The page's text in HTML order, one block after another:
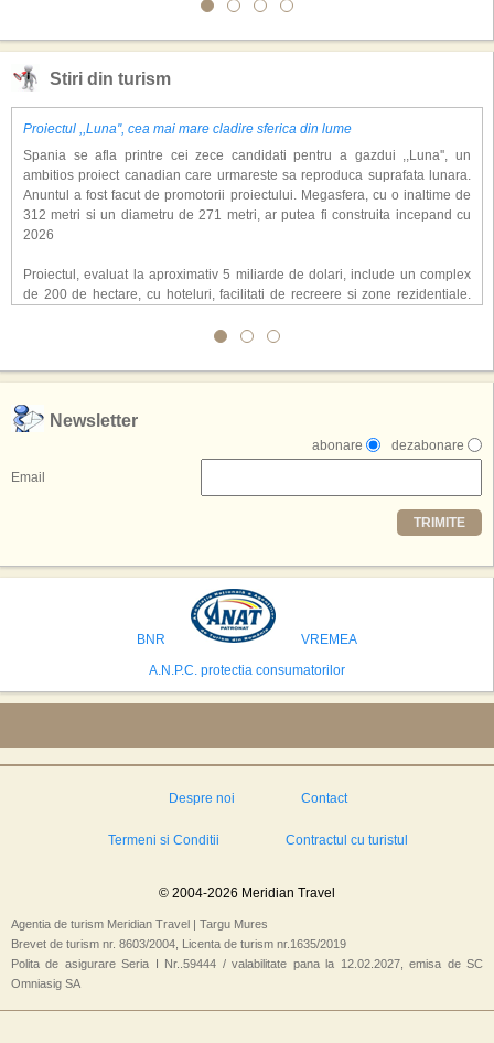
Stiri din turism
Proiectul ,,Luna'', cea mai mare cladire sferica din lume
Spania se afla printre cei zece candidati pentru a gazdui ,,Luna'', un
ambitios proiect canadian care urmareste sa reproduca suprafata lunara.
Anuntul a fost facut de promotorii proiectului. Megasfera, cu o inaltime de
312 metri si un diametru de 271 metri, ar putea fi construita incepand cu
2026
Proiectul, evaluat la aproximativ 5 miliarde de dolari, include un complex
de 200 de hectare, cu hoteluri, facilitati de recreere si zone rezidentiale.
atragerea a pana la 10 milioane de turisti anual. �Luna� ar putea deveni
exclusiv simularea suprafetei lunare.
,,Credem ca exista sanse mari sa anuntam nu doar o locatie, ci poate mai
multe'', a declarat Michael R. Henderson, cofondator al Moon World
Resorts, citat de Gulf News. Potrivit acestuia, 2026 ar putea deveni un an
decisiv pentru reali zarea proiectului.
Printre celelalte tari care concureaza pentru a gazdui aceasta constructie
se numara Australia, Brazilia, China, Egipt, India, Polonia, Thailanda,
avea cele mai mari sanse de a castiga licitatia. Totusi, Spania, care se
preconizeaza ca va deveni a doua cea mai vizitata tara din lume in 2025,
isi bazeaza oferta pe infrastructura turistica solida si capacitatea hoteliera."
Newsletter
dezabonare
abonare
Email
TRIMITE
BNR
VREMEA
A.N.P.C. protectia consumatorilor
Despre noi Contact
Termeni si Conditii Contractul cu turistul
© 2004-2026 Meridian Travel
Agentia de turism Meridian Travel | Targu Mures
Brevet de turism nr. 8603/2004, Licenta de turism nr.1635/2019
Polita de asigurare Seria I Nr..59444 / valabilitate pana la 12.02.2027, emisa de SC
Omniasig SA